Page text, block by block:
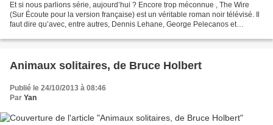
Et si nous parlions série, aujourd’hui ? Encore trop méconnue , The Wire
(Sur Écoute pour la version française) est un véritable roman noir télévisé. Il
faut dire qu’avec, entre autres, Dennis Lehane, George Pelecanos et
Animaux solitaires, de Bruce Holbert
Publié le 24/10/2013 à 08:46
Par Yan